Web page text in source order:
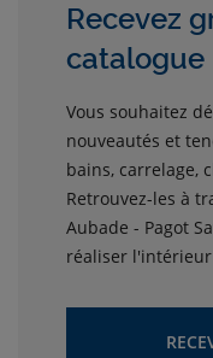
Recevez
catalogue
Vous souhaitez
nouveautés et
bains, carrelage,
Retrouvez-les à
Aubade - Pagot
réaliser l'intérieur